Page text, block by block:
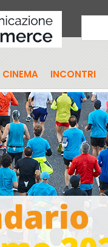
CINEMA INCONTRI